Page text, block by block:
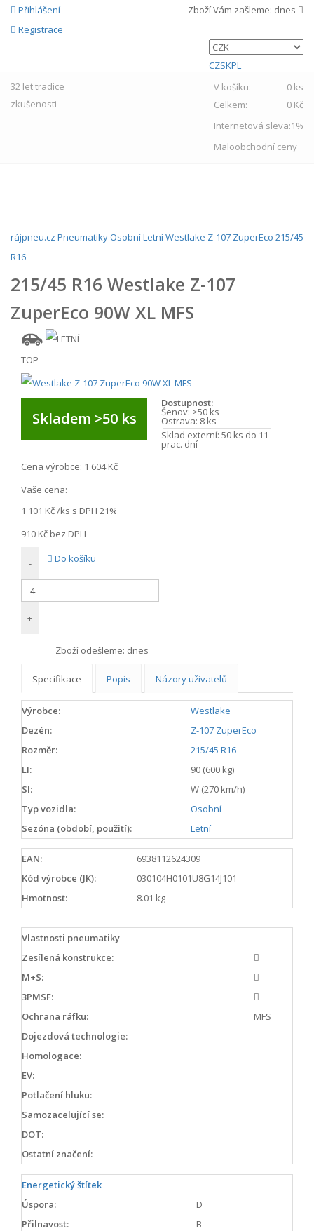
Přihlášení
Registrace
Zboží Vám zašleme: dnes
CZSKPL
32 lettradice
zkušenosti
V košíku:
0 ks
Celkem:
0 Kč
Internetová sleva:1%
Maloobchodní ceny
rájpneu.cz PneumatikyOsobníLetníWestlake Z-107 ZuperEco 215/45
R16
215/45 R16 Westlake Z-107
ZuperEco 90W XL MFS
TOP
Skladem >50 ks
Dostupnost:
Šenov: >50 ks
Ostrava: 8 ks
Sklad externí: 50 ks do 11
prac. dní
Cena výrobce: 1 604 Kč
Vaše cena:
1 101 Kč/ks s DPH 21%
910 Kč bez DPH
-
+
Do košíku
Zboží odešleme: dnes
Specifikace Popis Názory uživatelů
Výrobce:
Westlake
Dezén:
Z-107 ZuperEco
Rozměr:
215/45 R16
LI:
90 (600 kg)
SI:
W (270 km/h)
Typ vozidla:
Osobní
Sezóna (období, použití):
Letní
EAN:
6938112624309
Kód výrobce (JK):
030104H0101U8G14J101
Hmotnost:
8.01 kg
Vlastnosti pneumatiky
Zesílená konstrukce:
M+S:
3PMSF:
Ochrana ráfku:
MFS
Dojezdová technologie:
Homologace:
EV:
Potlačení hluku:
Samozacelující se:
DOT:
Ostatní značení:
Energetický štítek
Úspora:
D
Přilnavost:
B